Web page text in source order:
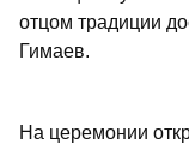
отцом традиции
Гимаев.
На церемонии